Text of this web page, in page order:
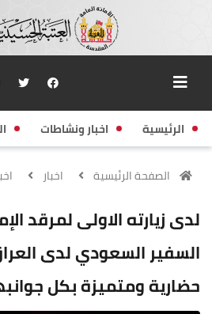
الرئيسية اخبار ونشاطات
الصفحة الرئيسية اخبار
لدى زيارته الاولى لمرقد
السفير السعودي لدى
حضارية ومتميزة بكل